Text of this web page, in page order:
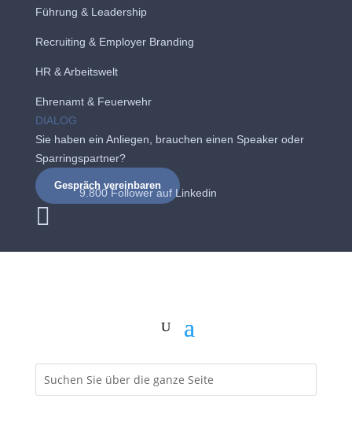
Führung & Leadership
Recruiting & Employer Branding
HR & Arbeitswelt
Ehrenamt & Feuerwehr
DIALOG
Sie haben ein Anliegen, brauchen einen Speaker oder
Sparringspartner?
Gespräch vereinbaren

9.800 Follower auf Linkedin